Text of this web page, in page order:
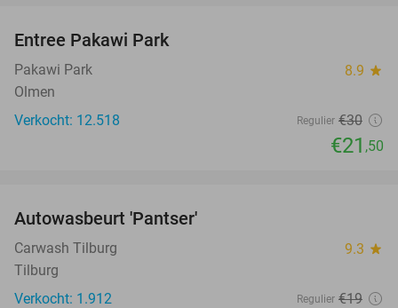
Entree Pakawi Park
Pakawi Park 8.9 star
Olmen
Verkocht: 12.518
Regulier €30
€21 ,50
Autowasbeurt 'Pantser'
Carwash Tilburg 9.3 star
Tilburg
Verkocht: 1.912
Regulier €19